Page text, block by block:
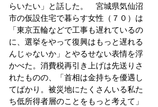
らいたい」と話した。　宮城県気仙沼
市の仮設住宅で暮らす女性（７０）は
「東京五輪などで工事も遅れているの
に、選挙をやって復興はもっと遅れる
んじゃないか」とやるせない表情を浮
かべた。消費税再引き上げは先送りさ
れたものの、「首相は金持ちを優遇し
てばかり。被災地にたくさんいる私た
ち低所得者層のことをもっと考えて」